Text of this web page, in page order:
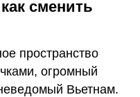
сменить
пространство
огромный
Вьетнам.